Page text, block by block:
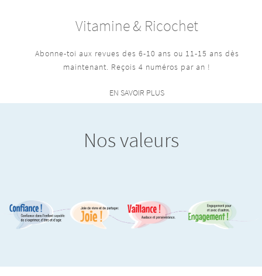
Vitamine & Ricochet
Abonne-toi aux revues des 6-10 ans ou 11-15 ans dès
maintenant. Reçois 4 numéros par an !
EN SAVOIR PLUS
Nos valeurs